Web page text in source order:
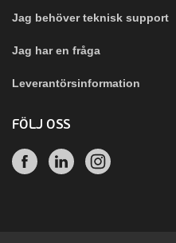
Jag behöver teknisk support
Jag har en fråga
Leverantörsinformation
FÖLJ OSS